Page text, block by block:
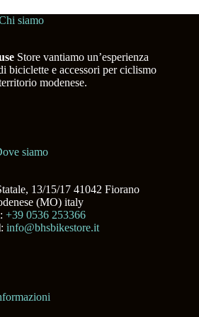
siamo
Store vantiamo un’esperienza
biciclette e accessori per ciclismo
modenese.
siamo
13/15/17 41042 Fiorano
(MO) italy
:+39 0536 253366
: info@bhsbikestore.it